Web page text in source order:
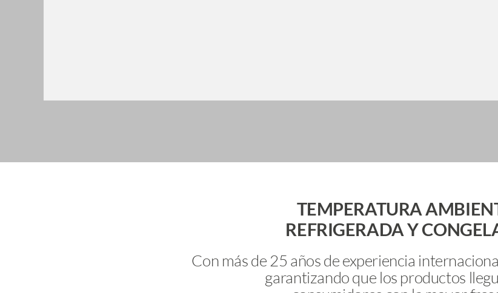
TEMPERATURA
REFRIGERADA Y
Con más de 25 años de experiencia
garantizando que los productos